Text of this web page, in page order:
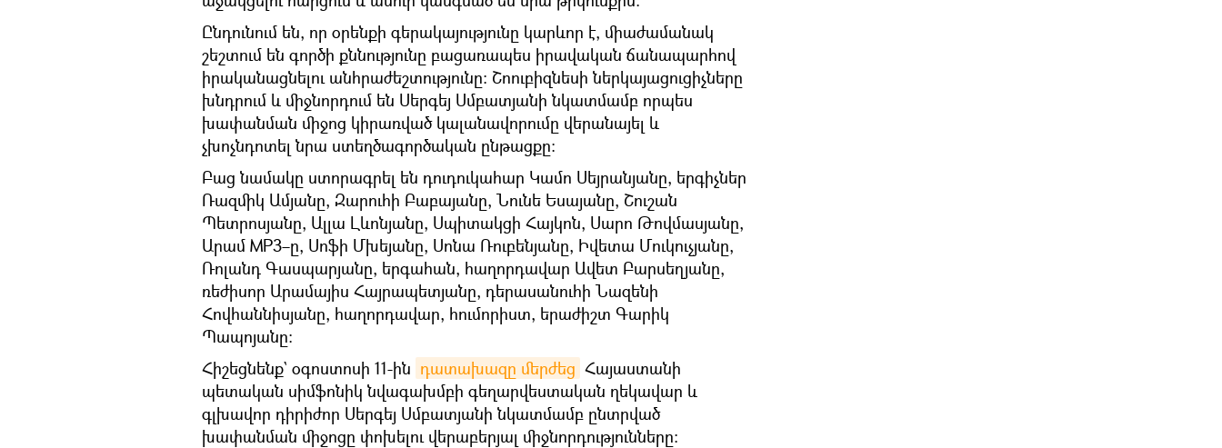
Ընդունում են, որ օրենքի գերակայությունը կարևոր է, միաժամանակ
շեշտում են գործի քննությունը բացառապես իրավական ճանապարհով
իրականացնելու անհրաժեշտությունը։ Շոուբիզնեսի ներկայացուցիչները
խնդրում և միջնորդում են Սերգեյ Սմբատյանի նկատմամբ որպես
խափանման միջոց կիրառված կալանավորումը վերանայել և
չխոչնդոտել նրա ստեղծագործական ընթացքը:
Բաց նամակը ստորագրել են դուդուկահար Կամո Սեյրանյանը, երգիչներ
Ռազմիկ Ամյանը, Զարուհի Բաբայանը, Նունե Եսայանը, Շուշան
Պետրոսյանը, Ալլա Լևոնյանը, Սպիտակցի Հայկոն, Սարո Թովմասյանը,
Արամ MP3–ը, Սոֆի Մխեյանը, Սոնա Ռուբենյանը, Իվետա Մուկուչյանը,
Ռոլանդ Գասպարյանը, երգահան, հաղորդավար Ավետ Բարսեղյանը,
ռեժիսոր Արամայիս Հայրապետյանը, դերասանուհի Նազենի
Հովհաննիսյանը, հաղորդավար, հումորիստ, երաժիշտ Գարիկ
Պապոյանը։
Հիշեցնենք` օգոստոսի 11-ին դատախազը մերժեց Հայաստանի
պետական սիմֆոնիկ նվագախմբի գեղարվեստական ղեկավար և
գլխավոր դիրիժոր Սերգեյ Սմբատյանի նկատմամբ ընտրված
խափանման միջոցը փոխելու վերաբերյալ միջնորդությունները։